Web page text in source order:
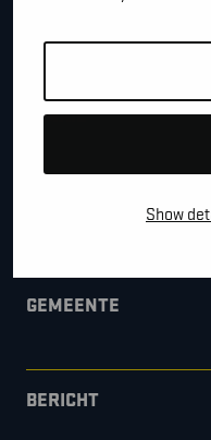
Show
E-MAIL *
BEDRIJFSNAAM
GEMEENTE
BERICHT